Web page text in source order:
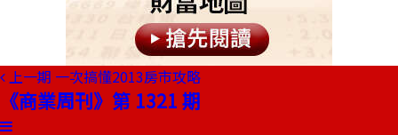
上一期 一次搞懂2013房市攻略
《商業周刊》第 1321 期